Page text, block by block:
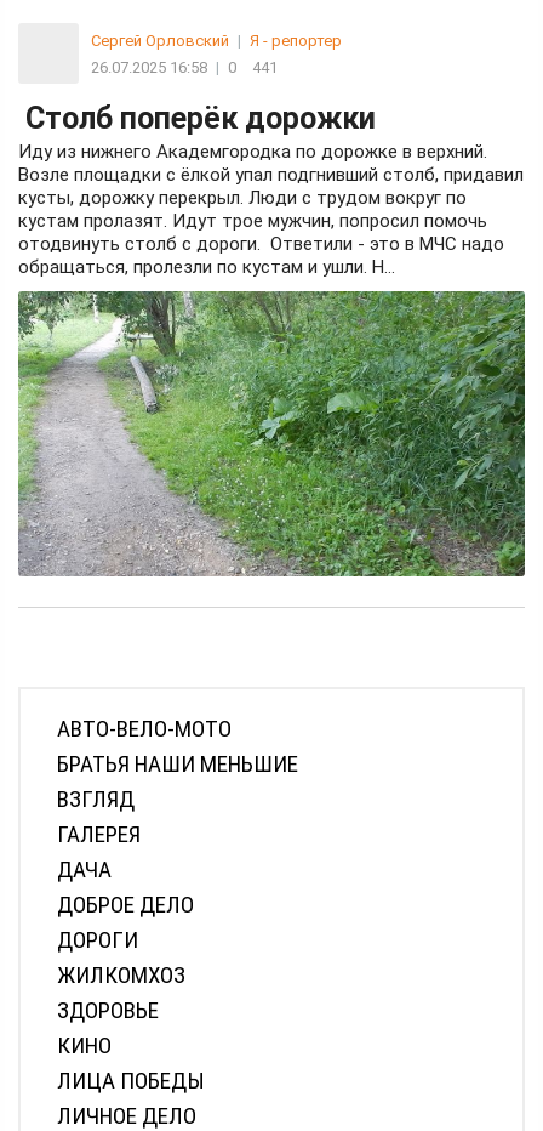
Сергей Орловский | Я - репортер
26.07.2025 16:58 | 0 441
Столб поперёк дорожки
Иду из нижнего Академгородка по дорожке в верхний.
Возле площадки с ёлкой упал подгнивший столб, придавил
кусты, дорожку перекрыл. Люди с трудом вокруг по
кустам пролазят. Идут трое мужчин, попросил помочь
отодвинуть столб с дороги. Ответили - это в МЧС надо
обращаться, пролезли по кустам и ушли. Н...
АВТО-ВЕЛО-МОТО
БРАТЬЯ НАШИ МЕНЬШИЕ
ВЗГЛЯД
ГАЛЕРЕЯ
ДАЧА
ДОБРОЕ ДЕЛО
ДОРОГИ
ЖИЛКОМХОЗ
ЗДОРОВЬЕ
КИНО
ЛИЦА ПОБЕДЫ
ЛИЧНОЕ ДЕЛО